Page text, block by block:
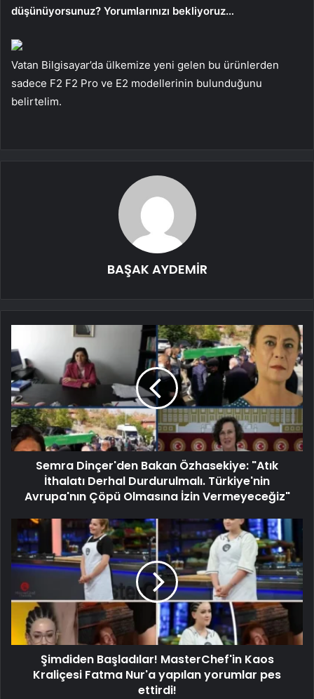
düşünüyorsunuz? Yorumlarınızı bekliyoruz…
Vatan Bilgisayar’da ülkemize yeni gelen bu ürünlerden
sadece F2 F2 Pro ve E2 modellerinin bulunduğunu
belirtelim.
BAŞAK AYDEMİR
Semra Dinçer'den Bakan Özhasekiye: "Atık
İthalatı Derhal Durdurulmalı. Türkiye'nin
Avrupa'nın Çöpü Olmasına İzin Vermeyeceğiz"
Şimdiden Başladılar! MasterChef'in Kaos
Kraliçesi Fatma Nur'a yapılan yorumlar pes
ettirdi!